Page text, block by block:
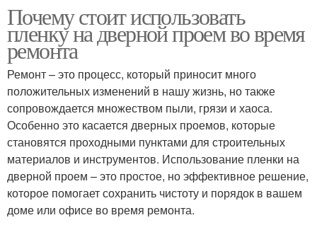
Почему стоит использовать
пленку на дверной проем во время
ремонта
Ремонт – это процесс, который приносит много
положительных изменений в нашу жизнь, но также
сопровождается множеством пыли, грязи и хаоса.
Особенно это касается дверных проемов, которые
становятся проходными пунктами для строительных
материалов и инструментов. Использование пленки на
дверной проем – это простое, но эффективное решение,
которое помогает сохранить чистоту и порядок в вашем
доме или офисе во время ремонта.